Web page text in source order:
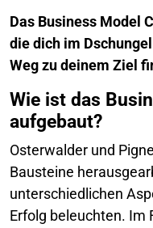
Das Business Model
die dich im
Weg zu deinem Ziel
Wie ist das
aufgebaut?
Osterwalder und
Bausteine
unterschiedlichen
Erfolg beleuchten. Im